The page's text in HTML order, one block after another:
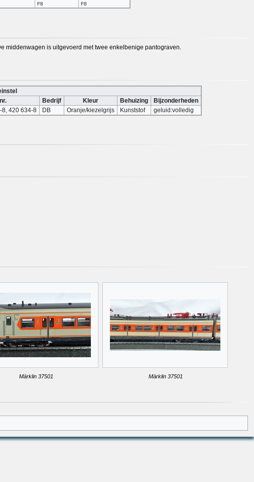
F8 F8
is uitgevoerd met twee enkelbenige pantograven.
Bedrijf Kleur Behuizing
Bijzonderheden
8, 420 634-8 DB Oranje/kiezelgrijs Kunststof geluid:volledig
Märklin 37501 Märklin 37501